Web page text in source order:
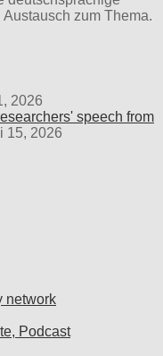
zum Thema.
2026
speech from
15, 2026
network
Podcast